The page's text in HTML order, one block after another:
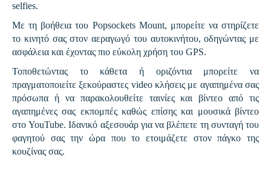
selfies.
Με τη βοήθεια του Popsockets Mount, μπορείτε να στηρίζετε
το κινητό σας στον αεραγωγό του αυτοκινήτου, οδηγώντας με
ασφάλεια και έχοντας πιο εύκολη χρήση του GPS.
Τοποθετώντας το κάθετα ή οριζόντια μπορείτε να
πραγματοποιείτε ξεκούραστες video κλήσεις με αγαπημένα σας
πρόσωπα ή να παρακολουθείτε ταινίες και βίντεο από τις
αγαπημένες σας εκπομπές καθώς επίσης και μουσικά βίντεο
στο YouTube. Ιδανικό αξεσουάρ για να βλέπετε τη συνταγή του
φαγητού σας την ώρα που το ετοιμάζετε στον πάγκο της
κουζίνας σας.